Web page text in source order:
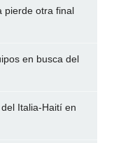
pierde otra final
en busca del
Italia-Haití en